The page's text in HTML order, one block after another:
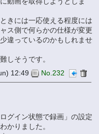
きには一応使える程度には
ス側で何らかの仕様が変更
違っているのかもしれませ
しそうです。
12:49 No.232
グイン状態で録画」の設定
かりました。